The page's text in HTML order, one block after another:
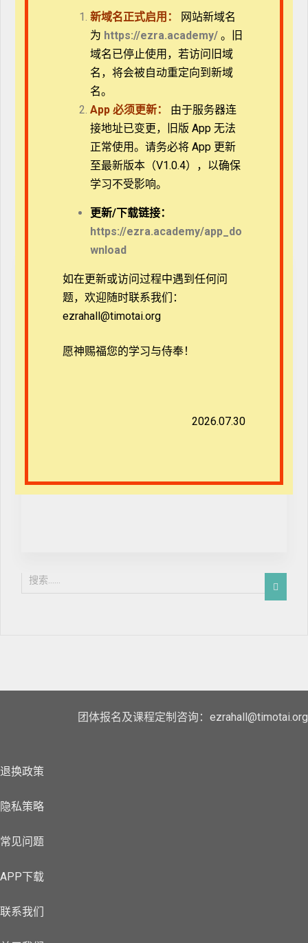
多1章之3_外表的律法主义骨子里
的反律主义
多2章之1_教会中谁都可以有荣美
多2章之2_自守、公义、敬虔
多3章之1_无能的大能
多3章之2_五要义的完美呈现
多3章之4_喂养绵羊驱逐灰狼
多3章之5_以善彰信
团体报名及课程定制咨询：ezrahall@timotai.org
退换政策
隐私策略
常见问题
APP下载
联系我们
新域名正式启用：
网站新域名
为 https://ezra.academy/ 。旧
域名已停止使用，若访问旧域
名，将会被自动重定向到新域
名。
App必须更新：
由于服务器连
接地址已变更，旧版 App 无法
正常使用。请务必将 App 更新
至最新版本（V1.0.4），以确保
学习不受影响。
更新/下载链接：
https://ezra.academy/app_do
wnload
如在更新或访问过程中遇到任何问
题，欢迎随时联系我们：
ezrahall@timotai.org
愿神赐福您的学习与侍奉！
2026.07.30